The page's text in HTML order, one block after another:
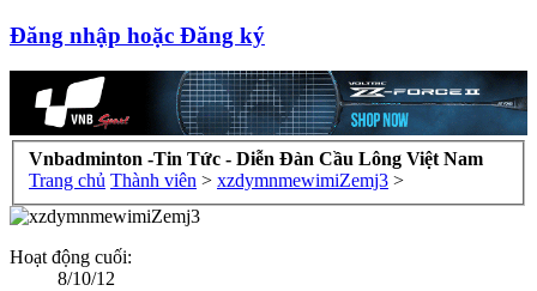
Đăng nhập hoặc Đăng ký
Vnbadminton -Tin Tức - Diễn Đàn Cầu Lông Việt Nam
Trang chủ Thành viên > xzdymnmewimiZemj3 >
Hoạt động cuối:
8/10/12